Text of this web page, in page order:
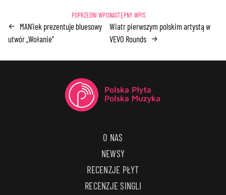
← MAN’iek prezentuje bluesowy
utwór „Wołanie”
Wiatr pierwszym polskim artystą w
VEVO Rounds →
O NAS
NEWSY
RECENZJE PŁYT
RECENZJE SINGLI